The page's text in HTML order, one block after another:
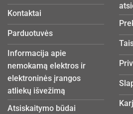
Kontaktai
Parduotuvės
Informacija apie
nemokamą elektros ir
elektroninės įrangos
atliekų išvežimą
Atsiskaitymo būdai